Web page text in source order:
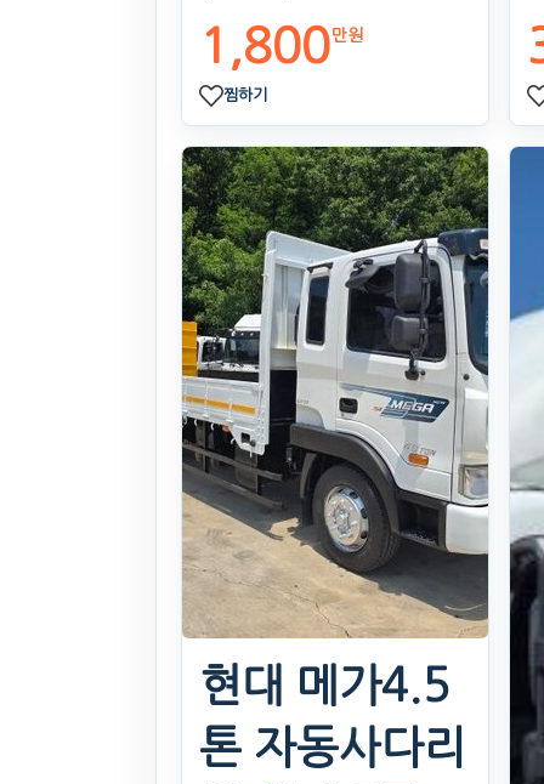
1,800만원
찜하기
현대 메가4.5
톤 자동사다리